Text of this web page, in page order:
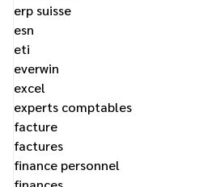
erp suisse
esn
eti
everwin
excel
experts comptables
facture
factures
finance personnel